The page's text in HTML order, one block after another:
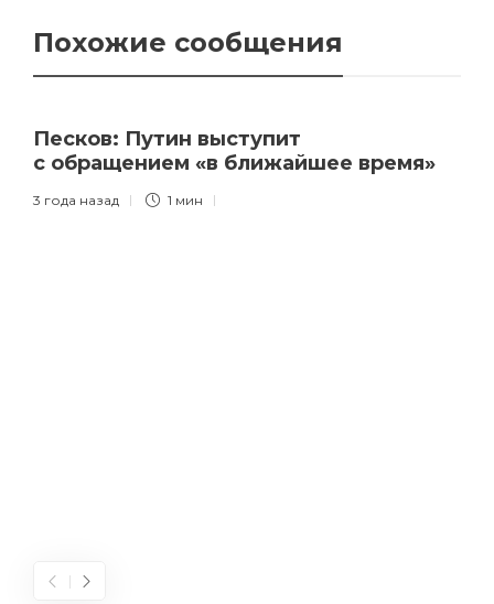
Похожие сообщения
Песков: Путин выступит
с обращением «в ближайшее время»
3 года назад 1 мин